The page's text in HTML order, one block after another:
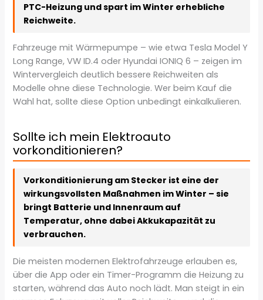
PTC-Heizung und spart im Winter erhebliche
Reichweite.
Fahrzeuge mit Wärmepumpe – wie etwa Tesla Model Y
Long Range, VW ID.4 oder Hyundai IONIQ 6 – zeigen im
Wintervergleich deutlich bessere Reichweiten als
Modelle ohne diese Technologie. Wer beim Kauf die
Wahl hat, sollte diese Option unbedingt einkalkulieren.
Sollte ich mein Elektroauto
vorkonditionieren?
Vorkonditionierung am Stecker ist eine der
wirkungsvollsten Maßnahmen im Winter – sie
bringt Batterie und Innenraum auf
Temperatur, ohne dabei Akkukapazität zu
verbrauchen.
Die meisten modernen Elektrofahrzeuge erlauben es,
über die App oder ein Timer-Programm die Heizung zu
starten, während das Auto noch lädt. Man steigt in ein